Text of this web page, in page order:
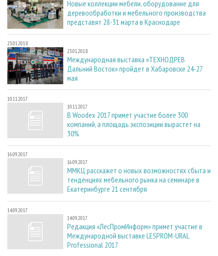
Новые коллекции мебели, оборудование для
деревообработки и мебельного производства
представят 28-31 марта в Краснодаре
23.01.2018
23.01.2018
Международная выставка «ТЕХНОДРЕВ
Дальний Восток» пройдет в Хабаровске 24-27
мая
10.11.2017
10.11.2017
В Woodex 2017 примет участие более 300
компаний, а площадь экспозиции вырастет на
30%
16.09.2017
16.09.2017
ММКЦ расскажет о новых возможностях сбыта и
тенденциях мебельного рынка на семинаре в
Екатеринбурге 21 сентября
14.09.2017
14.09.2017
Редакция «ЛесПромИнформ» примет участие в
Международной выставке LESPROM-URAL
Professional 2017